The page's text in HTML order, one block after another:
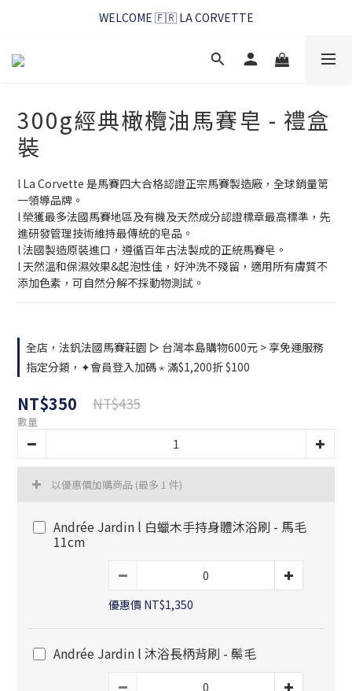
WELCOME 🇫🇷 LA CORVETTE
WELCOME 🇫🇷 LA CORVETTE
馬賽好友季~純淨清潔的相伴
300g經典橄欖油馬賽皂 - 禮盒
裝
l La Corvette 是馬賽四大合格認證正宗馬賽製造廠，全球銷量第
一領導品牌。
l 榮獲最多法國馬賽地區及有機及天然成分認證標章最高標準，先
進研發管理技術維持最傳統的皂品。
l 法國製造原裝進口，遵循百年古法製成的正統馬賽皂。
l 天然溫和保濕效果&起泡性佳，好沖洗不殘留，適用所有膚質不
添加色素，可自然分解不採動物測試。
全店，法釩法國馬賽莊園 ▻ 台灣本島購物600元 > 享免運服務
指定分類，✦會員登入加碼 ⋆ 滿$1,200折 $100
NT$350 NT$435
數量
以優惠價加購商品 (最多 1 件)
Andrée Jardin l 白蠟木手持身體沐浴刷 - 馬毛
11cm
優惠價 NT$1,350
Andrée Jardin l 沐浴長柄背刷 - 鬃毛